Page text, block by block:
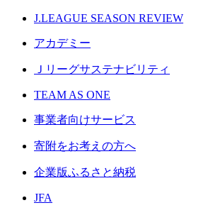
J.LEAGUE SEASON REVIEW
アカデミー
Ｊリーグサステナビリティ
TEAM AS ONE
事業者向けサービス
寄附をお考えの方へ
企業版ふるさと納税
JFA